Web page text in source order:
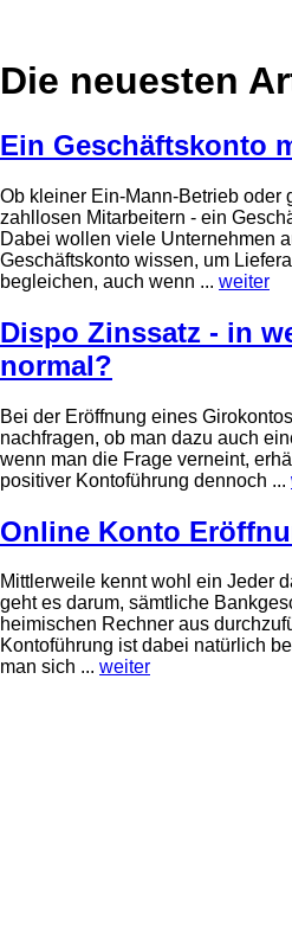
Die neuesten
Ein Geschäftskonto
Ob kleiner Ein-Mann-Betrieb oder
zahllosen Mitarbeitern - ein
Dabei wollen viele Unternehmen
Geschäftskonto wissen, um
begleichen, auch wenn ... weiter
Dispo Zinssatz - in
normal?
Bei der Eröffnung eines
nachfragen, ob man dazu auch
wenn man die Frage verneint,
positiver Kontoführung dennoch ...
Online Konto
Mittlerweile kennt wohl ein Jeder
geht es darum, sämtliche
heimischen Rechner aus
Kontoführung ist dabei natürlich
man sich ... weiter